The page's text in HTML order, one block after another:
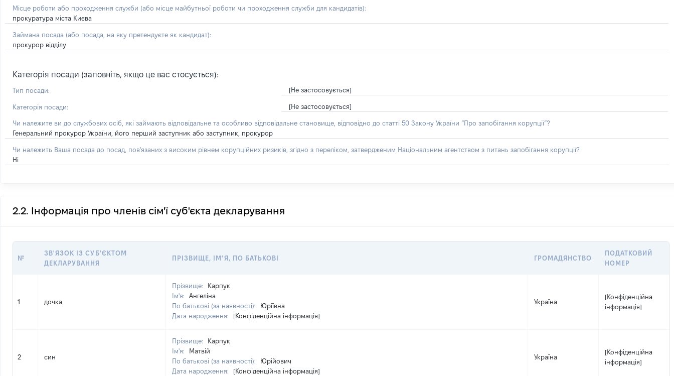
Місце роботи або проходження служби (або місце майбутньої роботи чи проходження служби для кандидатів):
прокуратура міста Києва
Займана посада (або посада, на яку претендуєте як кандидат):
прокурор відділу
Категорія посади (заповніть, якщо це вас стосується):
Тип посади: [Не застосовується]
Категорія посади: [Не застосовується]
Чи належите ви до службових осіб, які займають відповідальне та особливо відповідальне становище, відповідно до статті 50 Закону України “Про запобігання корупції”?
Генеральний прокурор України, його перший заступник або заступник, прокурор
Чи належить Ваша посада до посад, пов'язаних з високим рівнем корупційних ризиків, згідно з переліком, затвердженим Національним агентством з питань запобігання корупції?
Ні
2.2. Інформація про членів сім'ї суб'єкта декларування
№
ЗВ'ЯЗОК ІЗ СУБ'ЄКТОМ
ДЕКЛАРУВАННЯ
ПРІЗВИЩЕ, ІМ'Я, ПО БАТЬКОВІ ГРОМАДЯНСТВО
ПОДАТКОВИЙ
НОМЕР
1 дочка
Прізвище:
Карпук
Ім'я:
Ангеліна
По батькові (за наявності):
Юріївна
Дата народження:
[Конфіденційна інформація]
Україна
[Конфіденційна
інформація]
2 син
Прізвище:
Карпук
Ім'я:
Матвій
По батькові (за наявності):
Юрійович
Дата народження:
[Конфіденційна інформація]
Україна
[Конфіденційна
інформація]